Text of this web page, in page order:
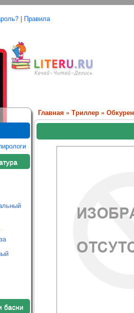
| Правила
басни
Главная » Триллер »